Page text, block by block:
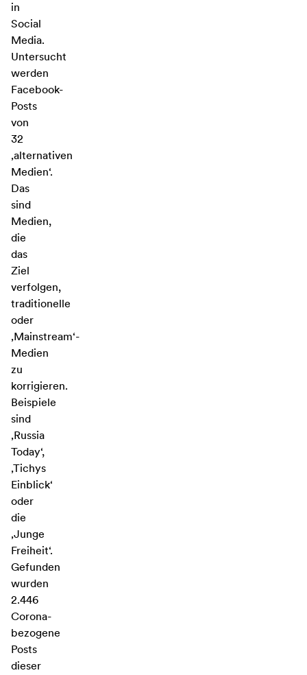
in
Social
Media.
Untersucht
werden
Facebook-
Posts
von
32
‚alternativen
Medien‘.
Das
sind
Medien,
die
das
Ziel
verfolgen,
traditionelle
oder
‚Mainstream‘-
Medien
zu
korrigieren.
Beispiele
sind
‚Russia
Today‘,
‚Tichys
Einblick‘
oder
die
‚Junge
Freiheit‘.
Gefunden
wurden
2.446
Corona-
bezogene
Posts
dieser